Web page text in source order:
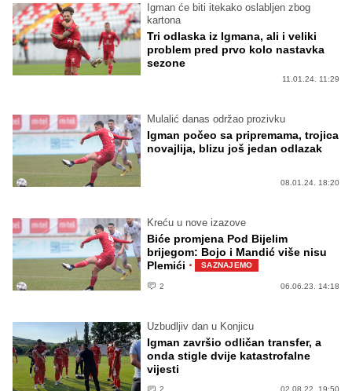
Igman će biti itekako oslabljen zbog
kartona
Tri odlaska iz Igmana, ali i veliki
problem pred prvo kolo nastavka
sezone
11.01.24. 11:29
Mulalić danas održao prozivku
Igman počeo sa pripremama, trojica
novajlija, blizu još jedan odlazak
08.01.24. 18:20
Kreću u nove izazove
Biće promjena Pod Bijelim
brijegom: Bojo i Mandić više nisu
Plemići · SAZNAJEMO
2 06.06.23. 14:18
Uzbudljiv dan u Konjicu
Igman završio odličan transfer, a
onda stigle dvije katastrofalne
vijesti